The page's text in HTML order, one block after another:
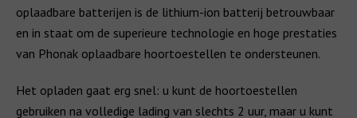
oplaadbare batterijen is de lithium-ion batterij betrouwbaar
en in staat om de superieure technologie en hoge prestaties
van Phonak oplaadbare hoortoestellen te ondersteunen.
Het opladen gaat erg snel: u kunt de hoortoestellen
gebruiken na volledige lading van slechts 2 uur, maar u kunt